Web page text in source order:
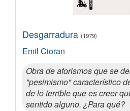
Desgarradura (1979)
Emil Cioran
Obra de aforismos que se
"pesimismo" característico
de lo terrible que es creer
sentido alguno. ¿Para qué?